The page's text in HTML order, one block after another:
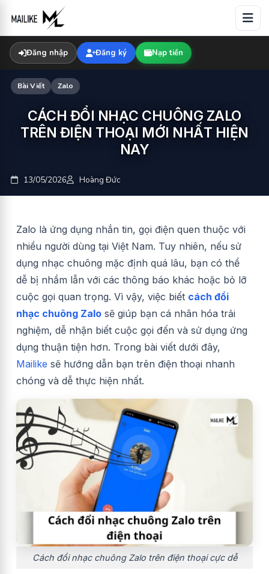
content
Đăng nhập Đăng ký Nạp tiền
Bài Viết Zalo
CÁCH ĐỔI NHẠC CHUÔNG ZALO
TRÊN ĐIỆN THOẠI MỚI NHẤT HIỆN
NAY
13/05/2026 Hoàng Đức
Zalo là ứng dụng nhắn tin, gọi điện quen thuộc với
nhiều người dùng tại Việt Nam. Tuy nhiên, nếu sử
dụng nhạc chuông mặc định quá lâu, bạn có thể
dễ bị nhầm lẫn với các thông báo khác hoặc bỏ lỡ
cuộc gọi quan trọng. Vì vậy, việc biết cách đổi
nhạc chuông Zalo sẽ giúp bạn cá nhân hóa trải
nghiệm, dễ nhận biết cuộc gọi đến và sử dụng ứng
dụng thuận tiện hơn. Trong bài viết dưới đây,
Mailike sẽ hướng dẫn bạn trên điện thoại nhanh
chóng và dễ thực hiện nhất.
Cách đổi nhạc chuông Zalo trên điện thoại cực dễ